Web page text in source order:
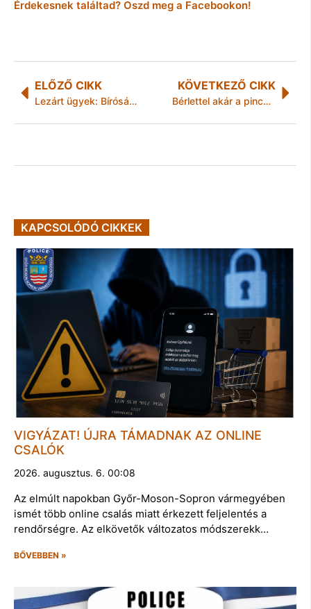
Érdekesnek találtad? Oszd meg a Facebookon!
ELŐZŐ CIKK
Lezárt ügyek: Bíróság előtt felelhet a hejőszalontai nő
KÖVETKEZŐ CIKK
Bérlettel akár a pincébe is!
KAPCSOLÓDÓ CIKKEK
VIGYÁZAT! ÚJRA TÁMADNAK AZ ONLINE
CSALÓK
2026. augusztus. 6. 00:08
Az elmúlt napokban Győr-Moson-Sopron vármegyében
ismét több online csalás miatt érkezett feljelentés a
rendőrségre. Az elkövetők változatos módszerekk…
BŐVEBBEN »